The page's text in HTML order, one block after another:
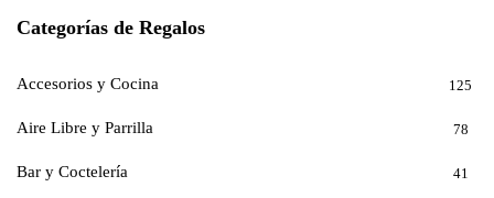
Categorías de Regalos
Accesorios y Cocina 125
Aire Libre y Parrilla 78
Bar y Coctelería 41